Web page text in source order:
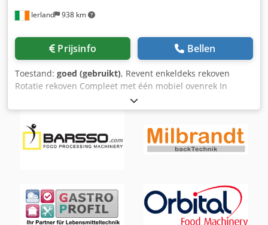
Ierland 938 km
Prijsinfo Bellen
Toestand: goed (gebruikt), Revent enkeldeks rekoven
Rotatie rekoven Compleet met één mobiel ovenrek In
goede, werkende staat Crodpfxoyw T D Do Ai Ief